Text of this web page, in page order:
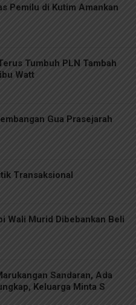
Pemilu di Kutim Amankan
Tumbuh PLN Tambah
Watt
Gua Prasejarah
Transaksional
Wali Murid Dibebankan Beli
Sandaran, Ada
Keluarga Minta S